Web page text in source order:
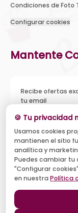
Condiciones de Foto
Configurar cookies
Mantente
Recibe ofertas
tu email
Acepto recibir
email según la
cuando quiera.
🍪 Tu privacidad
Usamos cookies
mantienen el sitio
analítica y
Puedes cambiar tu
"Configurar
en nuestra Política